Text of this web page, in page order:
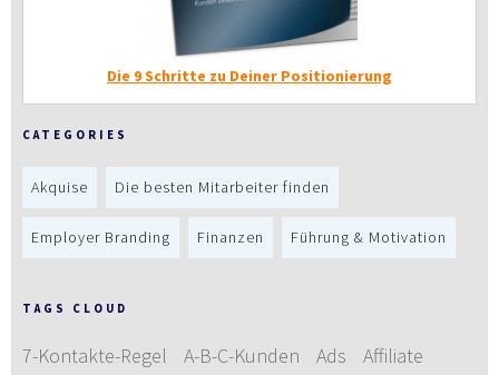
Die 9 Schritte zu Deiner Positionierung
CATEGORIES
Akquise Die besten Mitarbeiter finden
Employer Branding Finanzen Führung & Motivation
TAGS CLOUD
7-Kontakte-Regel A-B-C-Kunden Ads
Affiliate